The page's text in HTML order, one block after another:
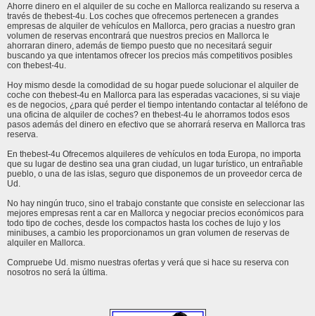
Ahorre dinero en el alquiler de su coche en Mallorca realizando su reserva a
través de thebest-4u. Los coches que ofrecemos pertenecen a grandes
empresas de alquiler de vehículos en Mallorca, pero gracias a nuestro gran
volumen de reservas encontrará que nuestros precios en Mallorca le
ahorraran dinero, además de tiempo puesto que no necesitará seguir
buscando ya que intentamos ofrecer los precios más competitivos posibles
con thebest-4u.
Hoy mismo desde la comodidad de su hogar puede solucionar el alquiler de
coche con thebest-4u en Mallorca para las esperadas vacaciones, si su viaje
es de negocios, ¿para qué perder el tiempo intentando contactar al teléfono de
una oficina de alquiler de coches? en thebest-4u le ahorramos todos esos
pasos además del dinero en efectivo que se ahorrará reserva en Mallorca tras
reserva.
En thebest-4u Ofrecemos alquileres de vehículos en toda Europa, no importa
que su lugar de destino sea una gran ciudad, un lugar turístico, un entrañable
pueblo, o una de las islas, seguro que disponemos de un proveedor cerca de
Ud.
No hay ningún truco, sino el trabajo constante que consiste en seleccionar las
mejores empresas rent a car en Mallorca y negociar precios económicos para
todo tipo de coches, desde los compactos hasta los coches de lujo y los
minibuses, a cambio les proporcionamos un gran volumen de reservas de
alquiler en Mallorca.
Compruebe Ud. mismo nuestras ofertas y verá que si hace su reserva con
nosotros no será la última.